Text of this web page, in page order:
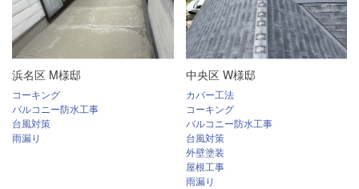
浜名区 M様邸
コーキング
バルコニー防水工事
台風対策
雨漏り
中央区 W様邸
カバー工法
コーキング
バルコニー防水工事
台風対策
外壁塗装
屋根工事
雨漏り